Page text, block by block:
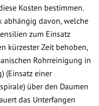
Kosten bestimmen.
abhängig davon, welche
zum Einsatz
kürzester Zeit behoben,
Rohrreinigung in
(Einsatz einer
über den Daumen
das Unterfangen